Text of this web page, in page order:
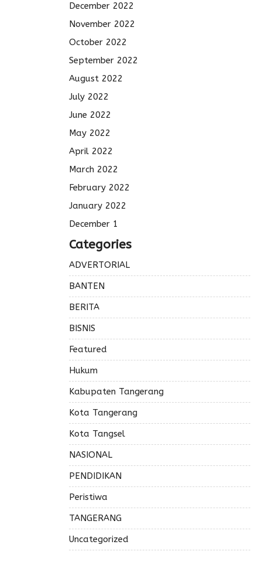
December 2022
November 2022
October 2022
September 2022
August 2022
July 2022
June 2022
May 2022
April 2022
March 2022
February 2022
January 2022
December 1
Categories
ADVERTORIAL
BANTEN
BERITA
BISNIS
Featured
Hukum
Kabupaten Tangerang
Kota Tangerang
Kota Tangsel
NASIONAL
PENDIDIKAN
Peristiwa
TANGERANG
Uncategorized